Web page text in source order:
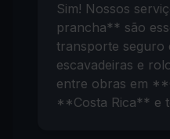
Sim! Nossos
prancha** são
transporte seguro
escavadeiras e
entre obras em
**Costa Rica** e